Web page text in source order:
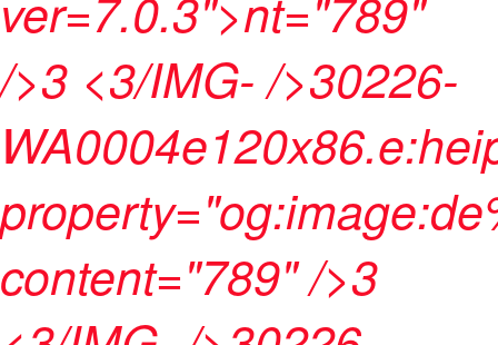
/>3 <3/IMG- />30226-
content="789" />3